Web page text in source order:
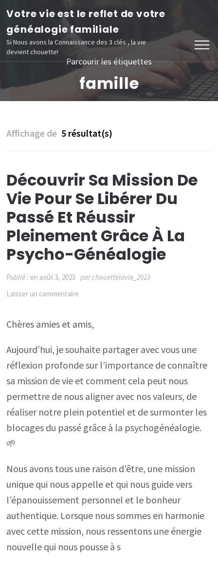
Aller
contenu
(Pressez
Votre vie est le reflet de votre
généalogie familiale
Si Nous avons la Connaissance des 3 clés , la vie
devient chouette!
Parcourir les étiquettes
famille
Affichage de 5 résultat(s)
Découvrir Sa Mission De
Vie Pour Se Libérer Du
Passé Et Réussir
Pleinement Grâce À La
Psycho-Généalogie
Publié : on août 3, 2023 parchouettelavie_2023
Laisser un commentaire
sa
de
vie
pour
se
libérer
du
et
réussir
pleinement
grâce
à
la
Chères amies et amis,
Aujourd’hui, je souhaite partager avec vous une
réflexion profonde sur l’importance de connaître
sa mission de vie et comment cela peut nous
permettre de nous aligner avec nos valeurs, de
réaliser notre plein potentiel et de surmonter les
blocages du passé grâce à la psychogénéalogie.
🌱
Nous avons tous une raison d’être, une mission
unique qui nous appelle et qui nous guide vers
l’épanouissement personnel et le bonheur
authentique. Lorsque nous sommes en harmonie
avec cette mission, nous ressentons une énergie
nouvelle qui nous pousse à s